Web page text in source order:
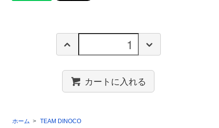
カートに入れる
ホーム > TEAM DINOCO